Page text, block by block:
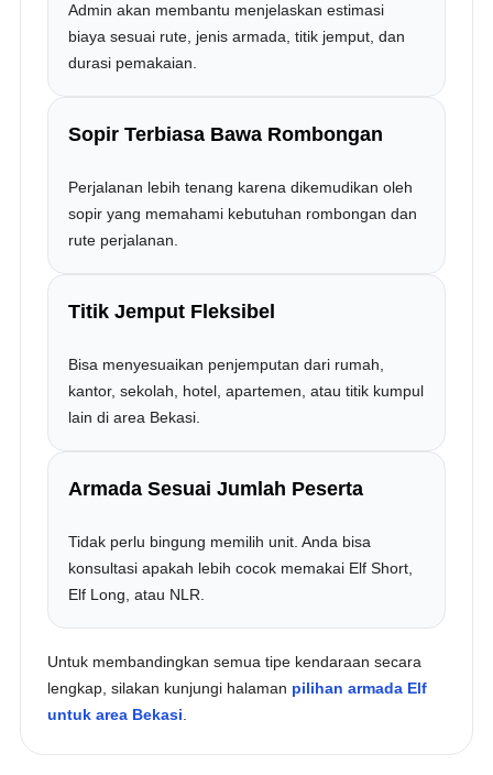
Admin akan membantu menjelaskan estimasi
biaya sesuai rute, jenis armada, titik jemput, dan
durasi pemakaian.
Sopir Terbiasa Bawa Rombongan
Perjalanan lebih tenang karena dikemudikan oleh
sopir yang memahami kebutuhan rombongan dan
rute perjalanan.
Titik Jemput Fleksibel
Bisa menyesuaikan penjemputan dari rumah,
kantor, sekolah, hotel, apartemen, atau titik kumpul
lain di area Bekasi.
Armada Sesuai Jumlah Peserta
Tidak perlu bingung memilih unit. Anda bisa
konsultasi apakah lebih cocok memakai Elf Short,
Elf Long, atau NLR.
Untuk membandingkan semua tipe kendaraan secara
lengkap, silakan kunjungi halaman pilihan armada Elf
untuk area Bekasi